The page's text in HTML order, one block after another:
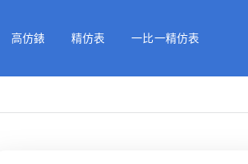
高仿錶 精仿表 一比一精仿表